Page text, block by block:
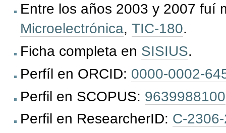
Entre los años 2003 y 2007 fuí
Microelectrónica, TIC-180.
Ficha completa en SISIUS.
Perfíl en ORCID: 0000-0002-
Perfil en SCOPUS: 9639988100
Perfil en ResearcherID: C-